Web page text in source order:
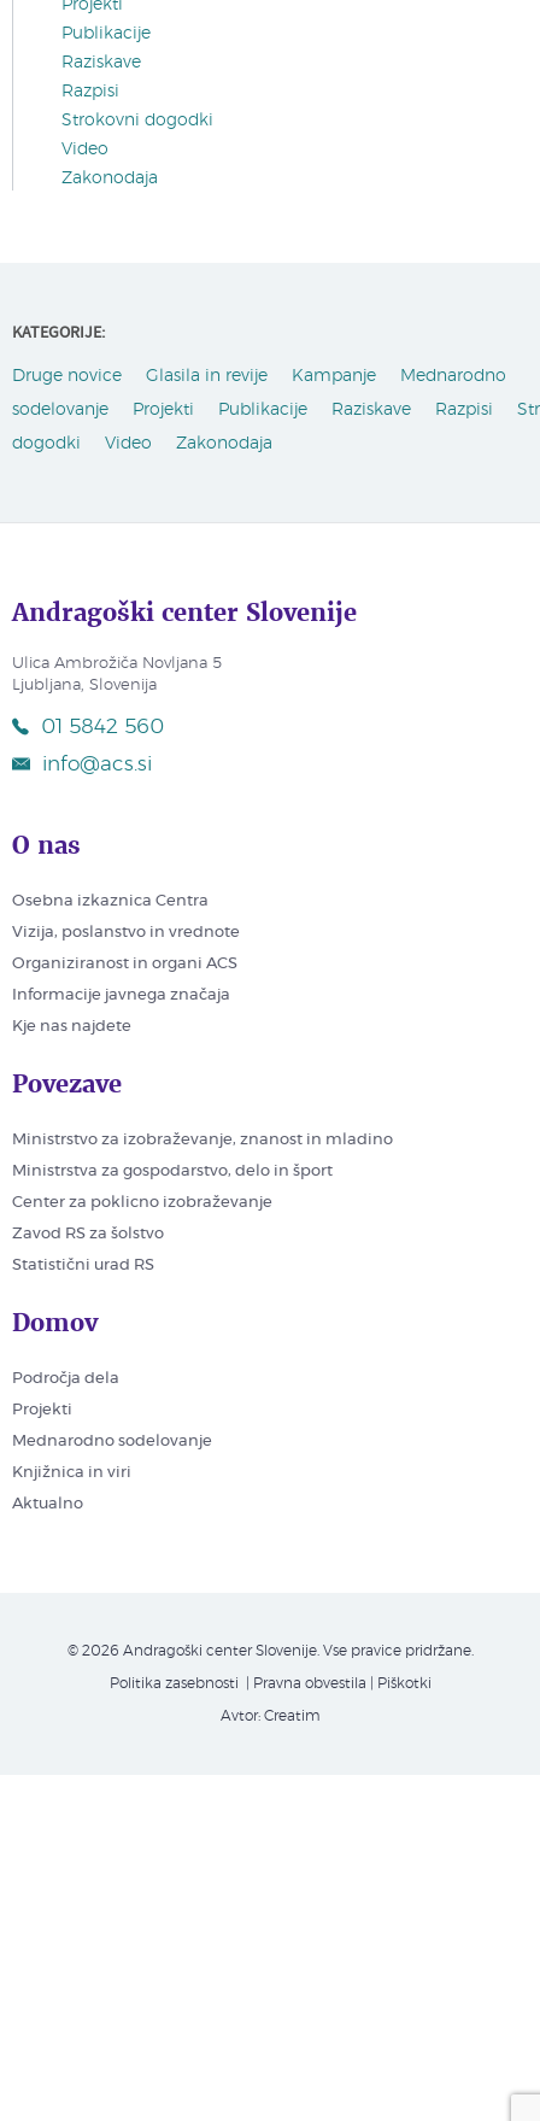
Projekti
Publikacije
Raziskave
Razpisi
Strokovni dogodki
Video
Zakonodaja
KATEGORIJE:
Druge novice Glasila in revije Kampanje
Mednarodno
sodelovanje
Projekti Publikacije Raziskave Razpisi
dogodki
Video Zakonodaja
Andragoški center Slovenije
Ulica Ambrožiča Novljana 5
Ljubljana, Slovenija
01 5842 560
info@acs.si
O nas
Osebna izkaznica Centra
Vizija, poslanstvo in vrednote
Organiziranost in organi ACS
Informacije javnega značaja
Kje nas najdete
Povezave
Ministrstvo za izobraževanje, znanost in mladino
Ministrstva za gospodarstvo, delo in šport
Center za poklicno izobraževanje
Zavod RS za šolstvo
Statistični urad RS
Domov
Področja dela
Projekti
Mednarodno sodelovanje
Knjižnica in viri
Aktualno
© 2026 Andragoški center Slovenije. Vse pravice pridržane.
Politika zasebnosti | Pravna obvestila Piškotki
Avtor: Creatim